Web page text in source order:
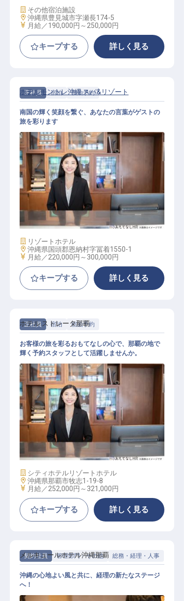
施設業態
その他宿泊施設
勤務地
沖縄県豊見城市字瀬長174-5
給与
月給／190,000円～ 250,000円
キープする 詳しく見る
正社員 宿泊 宿泊予約
宿泊予約事務
ホテルモントレ沖縄 スパ&リゾート
南国の輝く笑顔を繋ぐ、あなたの言葉がゲストの
旅を彩ります
施設業態
リゾートホテル
勤務地
沖縄県国頭郡恩納村字冨着1550-1
給与
月給／220,000円～ 300,000円
キープする 詳しく見る
正社員 宿泊 宿泊予約
宿泊予約スタッフ
ホテル ストレータ那覇
お客様の旅を彩るおもてなしの心で、那覇の地で
輝く予約スタッフとして活躍しませんか。
施設業態
シティホテルリゾートホテル
勤務地
沖縄県那覇市牧志1-19-8
給与
月給／252,000円～ 321,000円
キープする 詳しく見る
契約社員 管理部門・その他 総務・経理・人事
メルキュールホテル沖縄那覇
沖縄の心地よい風と共に、経理の新たなステージ
へ！